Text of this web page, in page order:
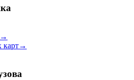
→
карт→